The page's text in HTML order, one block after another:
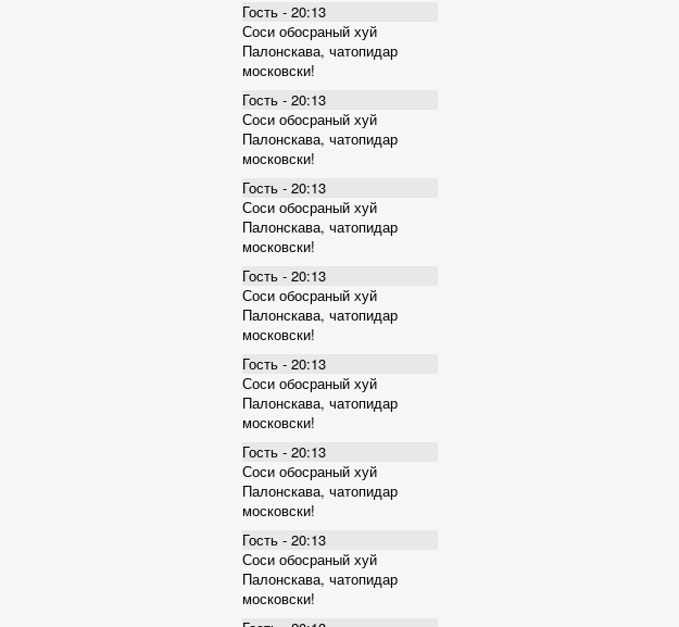
Гость - 20:13
Соси обосраный хуй
Палонскава, чатопидар
московски!
Гость - 20:13
Соси обосраный хуй
Палонскава, чатопидар
московски!
Гость - 20:13
Соси обосраный хуй
Палонскава, чатопидар
московски!
Гость - 20:13
Соси обосраный хуй
Палонскава, чатопидар
московски!
Гость - 20:13
Соси обосраный хуй
Палонскава, чатопидар
московски!
Гость - 20:13
Соси обосраный хуй
Палонскава, чатопидар
московски!
Гость - 20:13
Соси обосраный хуй
Палонскава, чатопидар
московски!